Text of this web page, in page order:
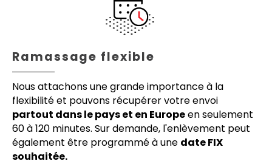
Ramassage flexible
Nous attachons une grande importance à la
flexibilité et pouvons récupérer votre envoi
partout dans le pays et en Europeen seulement
60 à 120 minutes. Sur demande, l'enlèvement peut
également être programmé à une date FIX
souhaitée.